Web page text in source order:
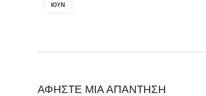
ΙΟΎΝ
ΑΦΉΣΤΕ ΜΙΑ ΑΠΆΝΤΗΣΗ